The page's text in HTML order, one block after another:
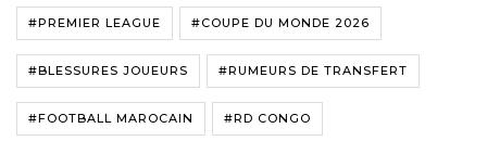
#PREMIER LEAGUE #COUPE DU MONDE 2026
#BLESSURES JOUEURS #RUMEURS DE TRANSFERT
#FOOTBALL MAROCAIN #RD CONGO